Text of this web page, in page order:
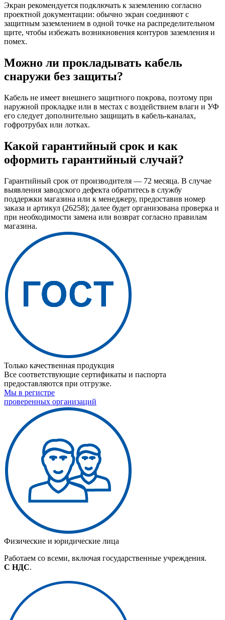
Экран рекомендуется подключать к заземлению согласно
проектной документации: обычно экран соединяют с
защитным заземлением в одной точке на распределительном
щите, чтобы избежать возникновения контуров заземления и
помех.
Можно ли прокладывать кабель
снаружи без защиты?
Кабель не имеет внешнего защитного покрова, поэтому при
наружной прокладке или в местах с воздействием влаги и УФ
его следует дополнительно защищать в кабель-каналах,
гофротрубах или лотках.
Какой гарантийный срок и как
оформить гарантийный случай?
Гарантийный срок от производителя — 72 месяца. В случае
выявления заводского дефекта обратитесь в службу
поддержки магазина или к менеджеру, предоставив номер
заказа и артикул (26258); далее будет организована проверка и
при необходимости замена или возврат согласно правилам
магазина.
Только качественная продукция
Все соответствующие сертификаты и паспорта
предоставляются при отгрузке.
Мы в регистре
проверенных организаций
Физические и юридические лица
Работаем со всеми, включая государственные учреждения.
С НДС.